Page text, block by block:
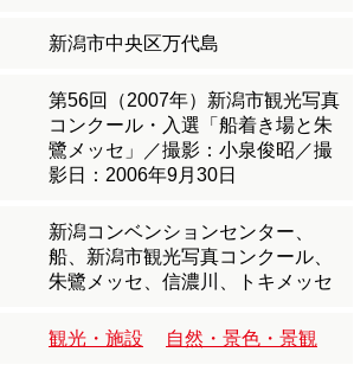
新潟市中央区万代島
第56回（2007年）新潟市観光写真
コンクール・入選「船着き場と朱
鷺メッセ」／撮影：小泉俊昭／撮
影日：2006年9月30日
新潟コンベンションセンター、
船、新潟市観光写真コンクール、
朱鷺メッセ、信濃川、トキメッセ
観光・施設 自然・景色・景観